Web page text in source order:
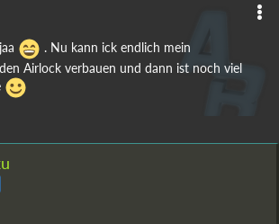
. Nu kann ick endlich mein
Airlock verbauen und dann ist noch viel